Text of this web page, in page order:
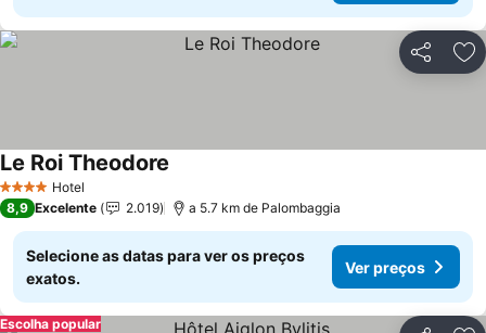
Partilhar
4 EstrelasHotel
Le Roi Theodore
8,9 Excelente 2.019 a 5.7 km de Palombaggia
Selecione as datas para ver os preços
exatos.
Ver preços
Escolha popular